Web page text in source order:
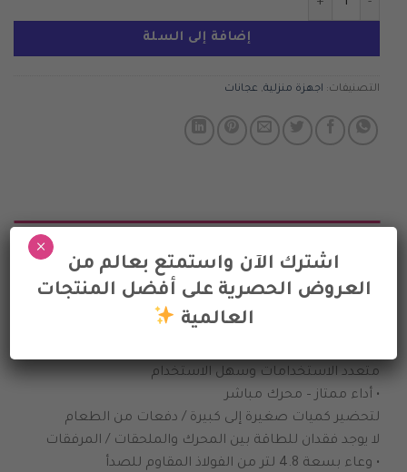
إضافة إلى السلة
التصنيفات: اجهزة منزلية, عجانات
• تصميم مبدع ، خالد ، أنيق وسلس ، مستدير الرأس مائل
• محور مرفق متعدد الأغراض
متعدد الاستخدامات وسهل الاستخدام
• أداء ممتاز – محرك مباشر
لتحضير كميات صغيرة إلى كبيرة / دفعات من الطعام
لا يوجد فقدان للطاقة بين المحرك والملحقات / المرفقات
• وعاء بسعة 4.8 لتر من الفولاذ المقاوم للصدأ
اشترك الآن واستمتع بعالم من
العروض الحصرية على أفضل المنتجات
العالمية
×